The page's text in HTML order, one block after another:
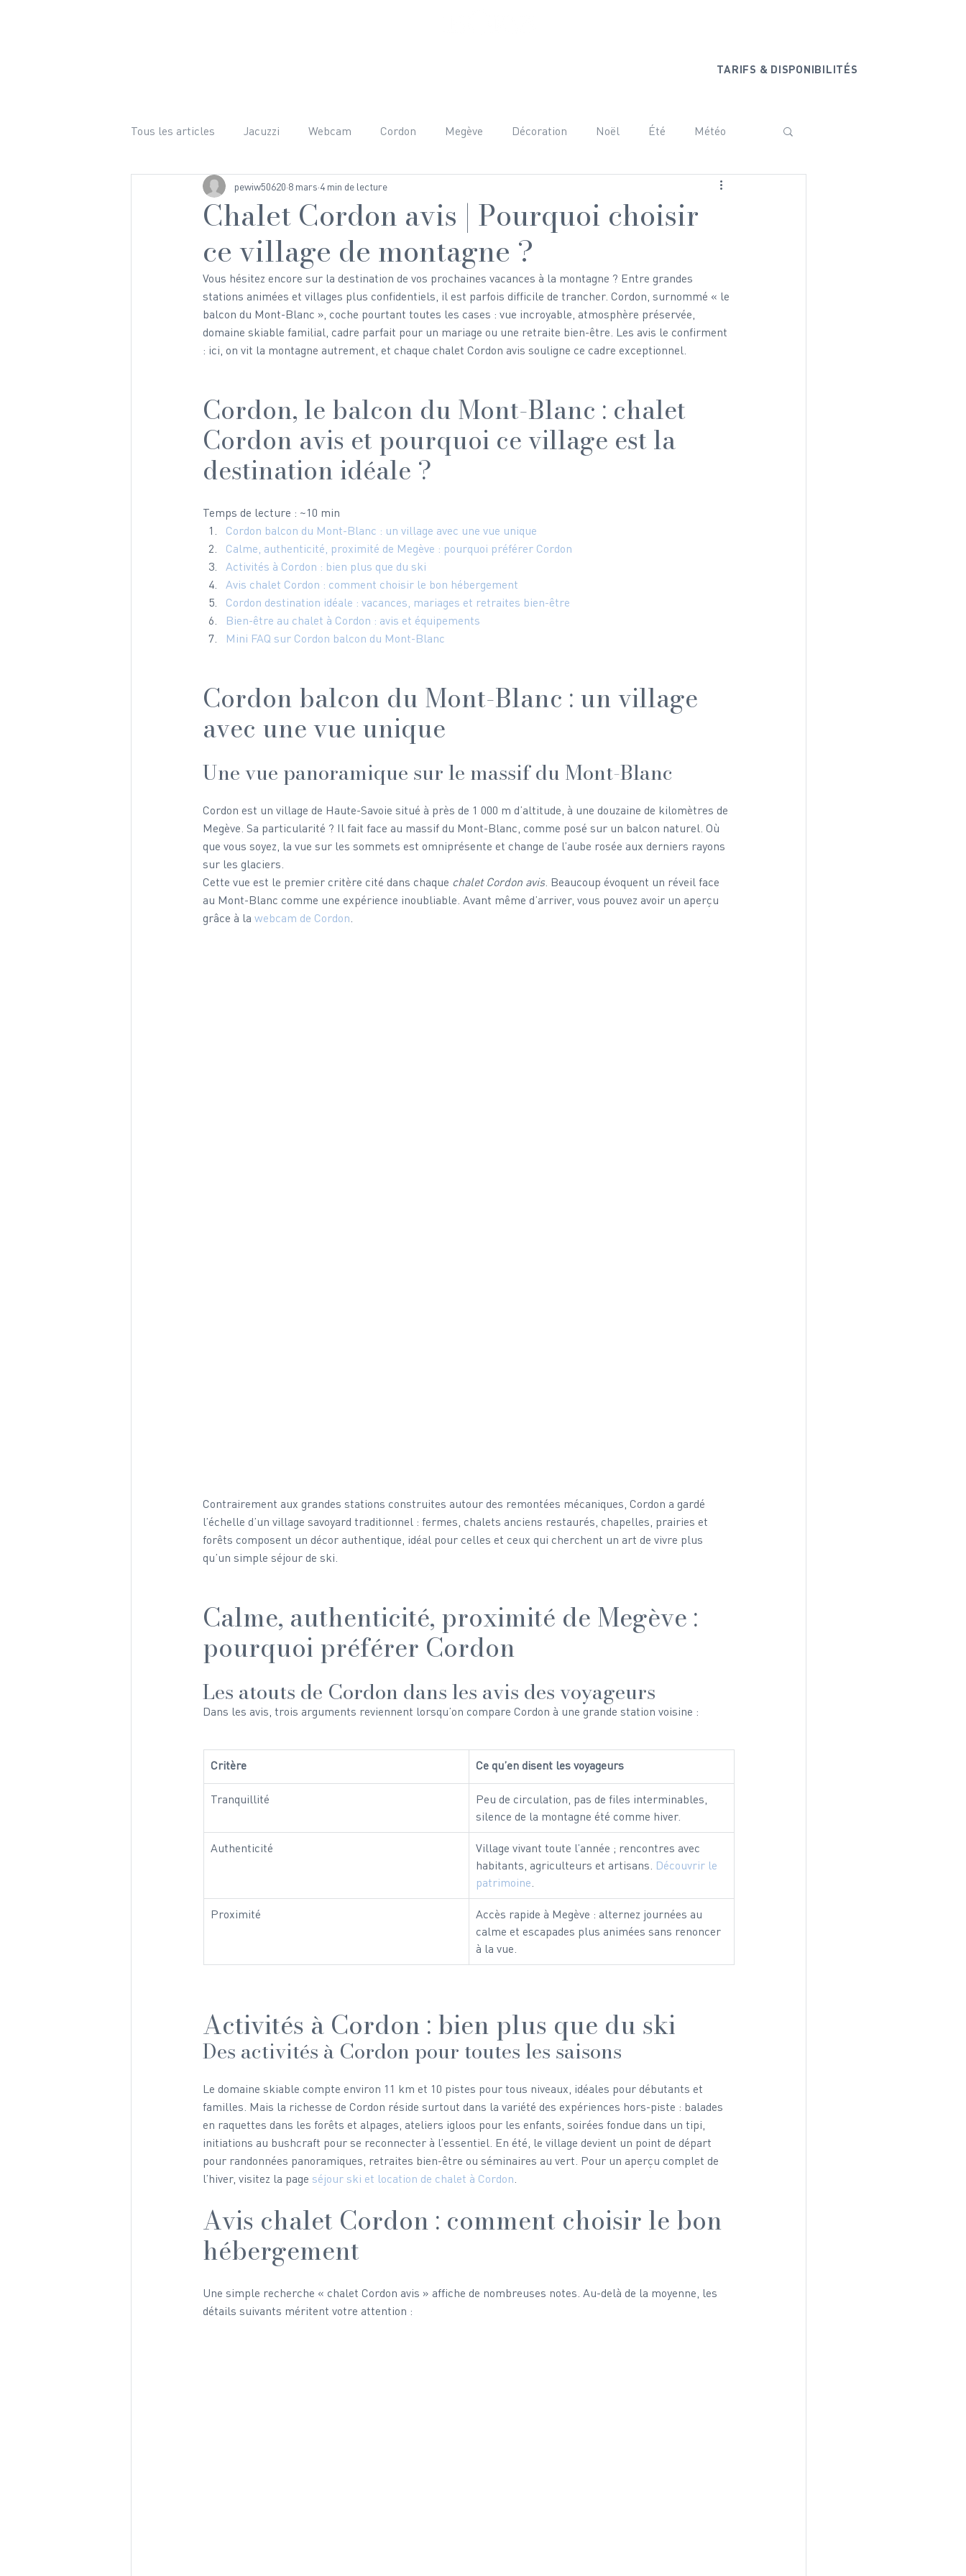
TARIFS & DISPONIBILITÉS
Tous les articles Jacuzzi Webcam Cordon Megève Décoration Noël Été Météo
Bien-être Ski Randonnées Adrénaline Vanoise
Hiver Photographie Team Building Anniversaire
Chalet Cordon avis | Pourquoi choisir
ce village de montagne ?
pewiw50620 8 mars 4 min de lecture
Vous hésitez encore sur la destination de vos prochaines vacances à la montagne ? Entre grandes
stations animées et villages plus confidentiels, il est parfois difficile de trancher. Cordon, surnommé « le
balcon du Mont-Blanc », coche pourtant toutes les cases : vue incroyable, atmosphère préservée,
domaine skiable familial, cadre parfait pour un mariage ou une retraite bien-être. Les avis le confirment
: ici, on vit la montagne autrement, et chaque chalet Cordon avis souligne ce cadre exceptionnel.
Cordon, le balcon du Mont-Blanc : chalet
Cordon avis et pourquoi ce village est la
destination idéale ?
Temps de lecture : ~10 min
Cordon balcon du Mont-Blanc : un village avec une vue unique
Calme, authenticité, proximité de Megève : pourquoi préférer Cordon
Activités à Cordon : bien plus que du ski
Avis chalet Cordon : comment choisir le bon hébergement
Cordon destination idéale : vacances, mariages et retraites bien-être
Bien-être au chalet à Cordon : avis et équipements
Mini FAQ sur Cordon balcon du Mont-Blanc
Cordon balcon du Mont-Blanc : un village
avec une vue unique
Une vue panoramique sur le massif du Mont-Blanc
Cordon est un village de Haute-Savoie situé à près de 1 000 m d’altitude, à une douzaine de kilomètres de
Megève. Sa particularité ? Il fait face au massif du Mont-Blanc, comme posé sur un balcon naturel. Où
que vous soyez, la vue sur les sommets est omniprésente et change de l’aube rosée aux derniers rayons
sur les glaciers.
Cette vue est le premier critère cité dans chaque chalet Cordon avis. Beaucoup évoquent un réveil face
au Mont-Blanc comme une expérience inoubliable. Avant même d’arriver, vous pouvez avoir un aperçu
grâce à la webcam de Cordon.
Contrairement aux grandes stations construites autour des remontées mécaniques, Cordon a gardé
l’échelle d’un village savoyard traditionnel : fermes, chalets anciens restaurés, chapelles, prairies et
forêts composent un décor authentique, idéal pour celles et ceux qui cherchent un art de vivre plus
qu’un simple séjour de ski.
Calme, authenticité, proximité de Megève :
pourquoi préférer Cordon
Les atouts de Cordon dans les avis des voyageurs
Dans les avis, trois arguments reviennent lorsqu’on compare Cordon à une grande station voisine :
Critère Ce qu’en disent les voyageurs
Tranquillité
Peu de circulation, pas de files interminables,
silence de la montagne été comme hiver.
Authenticité
Village vivant toute l’année ; rencontres avec
habitants, agriculteurs et artisans. Découvrir le
patrimoine.
Proximité
Accès rapide à Megève : alternez journées au
calme et escapades plus animées sans renoncer
à la vue.
Activités à Cordon : bien plus que du ski
Des activités à Cordon pour toutes les saisons
Le domaine skiable compte environ 11 km et 10 pistes pour tous niveaux, idéales pour débutants et
familles. Mais la richesse de Cordon réside surtout dans la variété des expériences hors-piste : balades
en raquettes dans les forêts et alpages, ateliers igloos pour les enfants, soirées fondue dans un tipi,
initiations au bushcraft pour se reconnecter à l’essentiel. En été, le village devient un point de départ
pour randonnées panoramiques, retraites bien-être ou séminaires au vert. Pour un aperçu complet de
l’hiver, visitez la page séjour ski et location de chalet à Cordon.
Avis chalet Cordon : comment choisir le bon
hébergement
Une simple recherche « chalet Cordon avis » affiche de nombreuses notes. Au-delà de la moyenne, les
détails suivants méritent votre attention :